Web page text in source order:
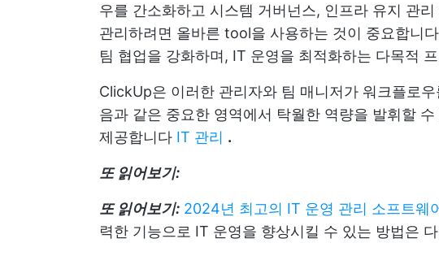
우를 간소화하고 시스템 거버넌스, 인프라 유지 관
관리하려면 올바른 tool을 사용하는 것이 중요합니
팀 협업을 강화하며, IT 운영을 최적화하는 다목적
ClickUp은 이러한 관리자와 팀 매니저가 워크플로
음과 같은 중요한 영역에서 탁월한 역량을 발휘할
제공합니다 IT 관리 .
또 읽어보기:
또 읽어보기: 2024년 최고의 IT 운영 관리 소프트웨
력한 기능으로 IT 운영을 향상시킬 수 있는 방법은